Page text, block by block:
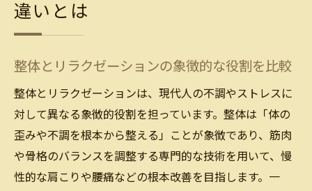
違いとは
整体とリラクゼーションの象徴的な役割を比較
整体とリラクゼーションは、現代人の不調やストレスに
対して異なる象徴的役割を担っています。整体は「体の
歪みや不調を根本から整える」ことが象徴であり、筋肉
や骨格のバランスを調整する専門的な技術を用いて、慢
性的な肩こりや腰痛などの根本改善を目指します。一